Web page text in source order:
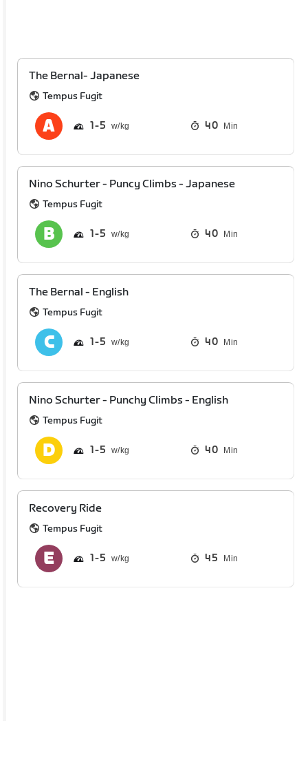
The Bernal- Japanese
Tempus Fugit
1 5 40 Min
Nino Schurter - Puncy Climbs - Japanese
Tempus Fugit
1 5 40 Min
The Bernal - English
Tempus Fugit
1 5 40 Min
Nino Schurter - Punchy Climbs - English
Tempus Fugit
1 5 40 Min
Recovery Ride
Tempus Fugit
1 5 45 Min